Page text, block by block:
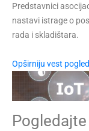
Predstavnici
nastavi istrage o
rada i skladištara.
Opširniju vest